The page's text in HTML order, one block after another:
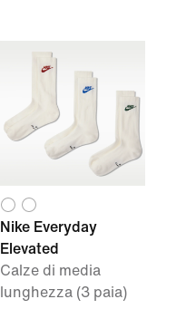
Nike Everyday
Elevated
Calze di media
lunghezza (3 paia)